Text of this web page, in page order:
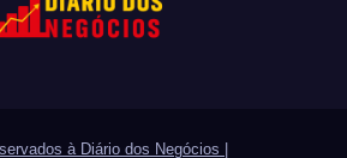
à Diário dos Negócios |